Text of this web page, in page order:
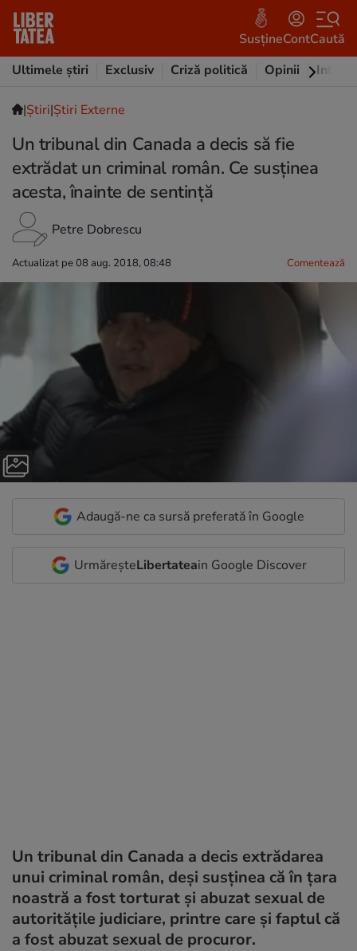
SusțineContCaută
Ultimele știri
Exclusiv Criză politică Opinii
|Ştiri|Știri Externe
Un tribunal din Canada a decis să fie
extrădat un criminal român. Ce susținea
acesta, înainte de sentință
Petre Dobrescu
Actualizat pe 08 aug. 2018, 08:48 Comentează
Adaugă-ne ca sursă preferată în Google
UrmăreșteLibertateain Google Discover
Un tribunal din Canada a decis extrădarea
unui criminal român, deși susținea că în țara
noastră a fost torturat și abuzat sexual de
autoritățile judiciare, printre care și faptul că
a fost abuzat sexual de procuror.